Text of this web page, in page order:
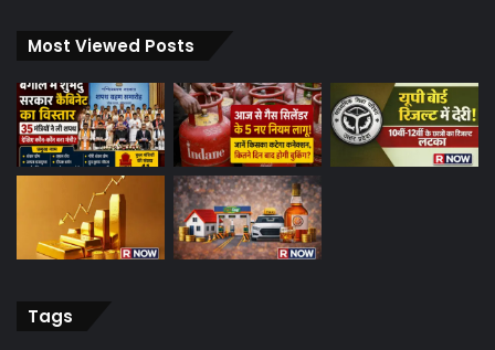
Most Viewed Posts
Tags